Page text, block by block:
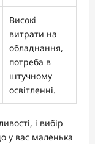
Високі
витрати на
обладнання,
потреба в
штучному
освітленні.
і вибір
у вас маленька